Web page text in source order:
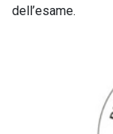
dell’esame.